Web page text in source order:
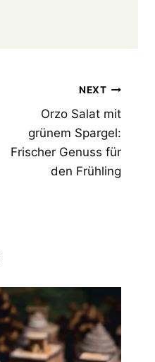
NEXT
Orzo Salat mit
grünem Spargel:
Frischer Genuss für
den Frühling